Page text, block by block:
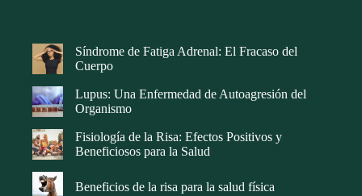
Síndrome de Fatiga Adrenal: El Fracaso del
Cuerpo
Lupus: Una Enfermedad de Autoagresión del
Organismo
Fisiología de la Risa: Efectos Positivos y
Beneficiosos para la Salud
Beneficios de la risa para la salud física